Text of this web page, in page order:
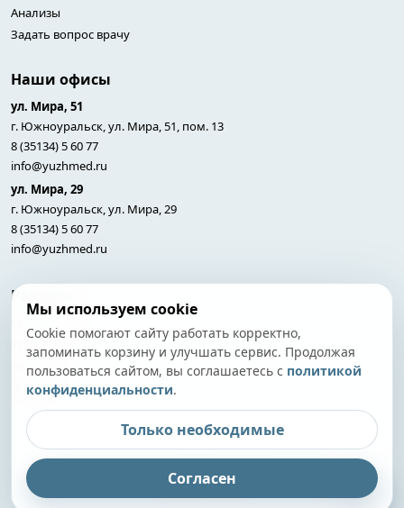
Анализы
Задать вопрос врачу
Наши офисы
ул. Мира, 51
г. Южноуральск, ул. Мира, 51, пом. 13
8 (35134) 5 60 77
info@yuzhmed.ru
ул. Мира, 29
г. Южноуральск, ул. Мира, 29
8 (35134) 5 60 77
info@yuzhmed.ru
Разделы
Анализы
Новости
© 2026 Южноуральский медицинский центр. Все права
защищены.
Мы используем cookie
Cookie помогают сайту работать корректно,
запоминать корзину и улучшать сервис. Продолжая
пользоваться сайтом, вы соглашаетесь с политикой
конфиденциальности.
Только необходимые
Согласен